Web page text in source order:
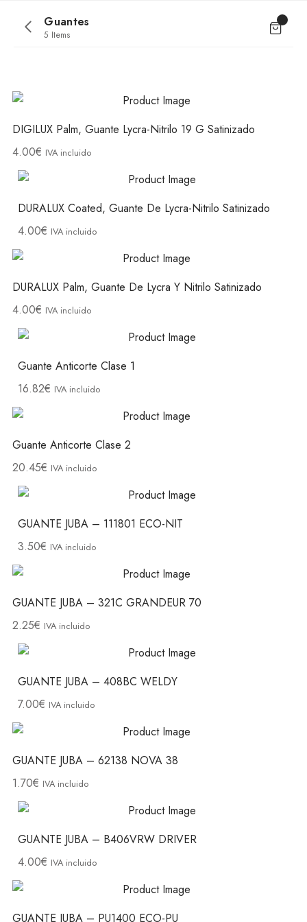
Guantes
5 Items
DIGILUX Palm, Guante Lycra-Nitrilo 19 G Satinizado
4.00€ IVA incluido
DURALUX Coated, Guante De Lycra-Nitrilo Satinizado
4.00€ IVA incluido
DURALUX Palm, Guante De Lycra Y Nitrilo Satinizado
4.00€ IVA incluido
Guante Anticorte Clase 1
16.82€ IVA incluido
Guante Anticorte Clase 2
20.45€ IVA incluido
GUANTE JUBA – 111801 ECO-NIT
3.50€ IVA incluido
GUANTE JUBA – 321C GRANDEUR 70
2.25€ IVA incluido
GUANTE JUBA – 408BC WELDY
7.00€ IVA incluido
GUANTE JUBA – 62138 NOVA 38
1.70€ IVA incluido
GUANTE JUBA – B406VRW DRIVER
4.00€ IVA incluido
GUANTE JUBA – PU1400 ECO-PU